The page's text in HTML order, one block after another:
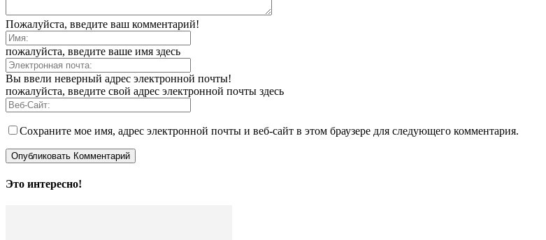
Пожалуйста, введите ваш комментарий!
пожалуйста, введите ваше имя здесь
Вы ввели неверный адрес электронной почты!
пожалуйста, введите свой адрес электронной почты здесь
Сохраните мое имя, адрес электронной почты и веб-сайт в этом браузере для следующего комментария.
Это интересно!